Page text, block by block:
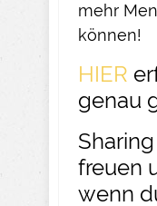
mehr
können!
HIER
genau
freuen
wenn